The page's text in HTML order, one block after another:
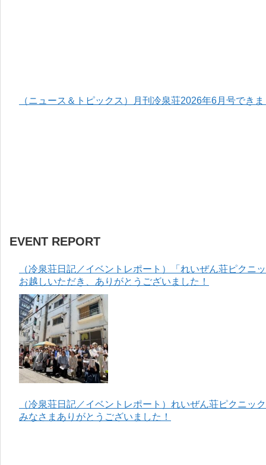
（ニュース＆トピックス）月刊冷泉荘2026年6月号でき
EVENT REPORT
（冷泉荘日記／イベントレポート）「れいぜん荘ピクニ
お越しいただき、ありがとうございました！
（冷泉荘日記／イベントレポート）れいぜん荘ピクニッ
みなさまありがとうございました！